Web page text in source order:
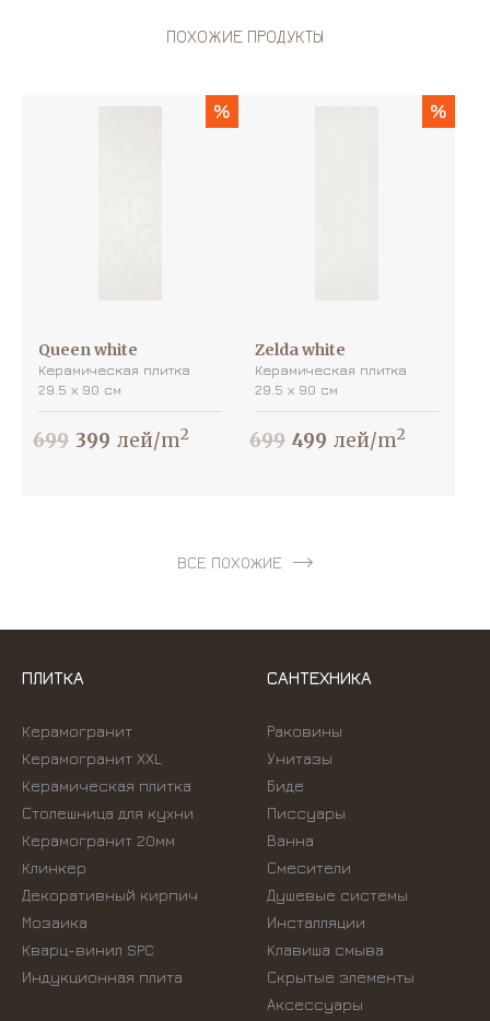
ПОХОЖИЕ ПРОДУКТЫ
%
Queen white
Керамическая плитка
29.5 х 90 см
699 399 лей/m2
%
Zelda white
Керамическая плитка
29.5 х 90 см
699 499 лей/m2
ВСЕ ПОХОЖИЕ
ПЛИТКА
Керамогранит
Керамогранит XXL
Керамическая плитка
Столешница для кухни
Керамогранит 20мм
Клинкер
Декоративный кирпич
Мозаика
Кварц-винил SPC
Индукционная плита
САНТЕХНИКА
Раковины
Унитазы
Биде
Писсуары
Ванна
Смесители
Душевые системы
Инсталляции
Kлавиша смыва
Скрытые элементы
Аксессуары